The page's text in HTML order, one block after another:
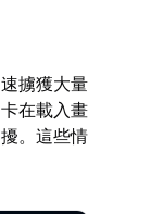
擄獲大量
在載入畫
。這些情